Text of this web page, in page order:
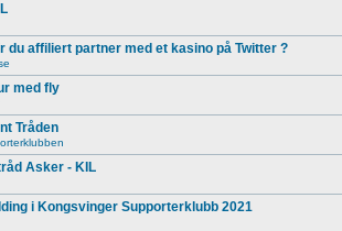
du affiliert partner med et kasino på Twitter ?
med fly
Tråden
Asker - KIL
i Kongsvinger Supporterklubb 2021